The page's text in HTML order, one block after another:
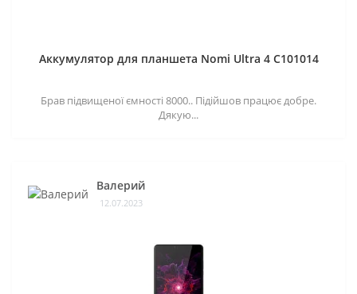
Аккумулятор для планшета Nomi Ultra 4 C101014
Брав підвищеної ємності 8000.. Підійшов працює добре.
Дякую...
Валерий
12.07.2023